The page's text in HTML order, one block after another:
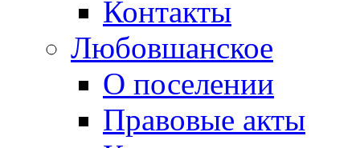
Контакты
Любовшанское
О поселении
Правовые акты